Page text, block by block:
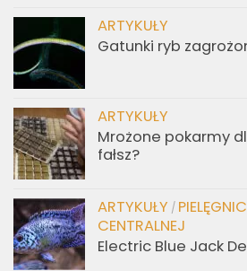
ARTYKUŁY
Gatunki ryb
ARTYKUŁY
Mrożone pokarmy
fałsz?
ARTYKUŁY /
CENTRALNEJ
Electric Blue Jack